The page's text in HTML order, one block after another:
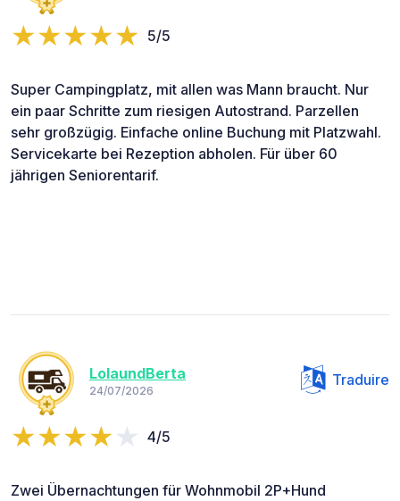
5/5
Super Campingplatz, mit allen was Mann braucht. Nur
ein paar Schritte zum riesigen Autostrand. Parzellen
sehr großzügig. Einfache online Buchung mit Platzwahl.
Servicekarte bei Rezeption abholen. Für über 60
jährigen Seniorentarif.
LolaundBerta
24/07/2026
Traduire
4/5
Zwei Übernachtungen für Wohnmobil 2P+Hund